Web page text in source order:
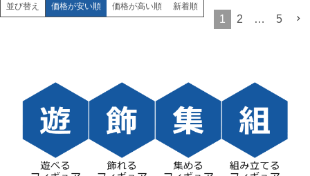
並び替え 価格が安い順 価格が高い順 新着順
1 2 … 5